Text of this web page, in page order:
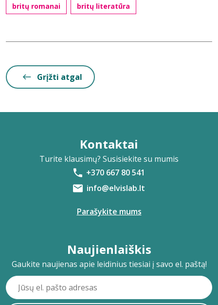
britų romanai britų literatūra
Grįžti atgal
Kontaktai
Turite klausimų? Susisiekite su mumis
+370 667 80 541
info@elvislab.lt
Parašykite mums
Naujienlaiškis
Gaukite naujienas apie leidinius tiesiai į savo el. paštą!